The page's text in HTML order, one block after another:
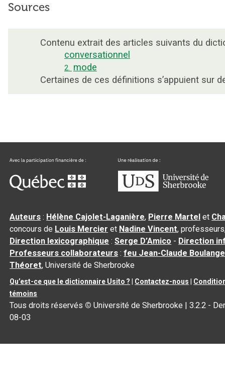
Sources
Contenu extrait des articles suivants du
conversationnel
2. mode
Certaines de ces définitions s’appuient sur
Auteurs : Hélène Cajolet-Laganière, Pierre Martel et
concours de Louis Mercier et Nadine Vincent,
Direction lexicographique :Serge D’Amico - Direction
Professeurs collaborateurs :feu Jean-Claude
Théoret, Université de Sherbrooke
Qu’est-ce que le dictionnaire Usito ? Contactez-nous
témoins
Tous droits réservés © Université de Sherbrooke |3.2.2 -
08-03